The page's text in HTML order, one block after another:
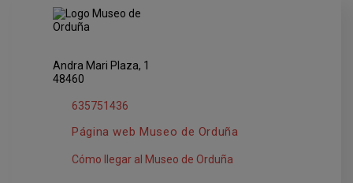
Andra Mari Plaza, 1
48460
635751436
Página web Museo de Orduña
Cómo llegar al Museo de Orduña